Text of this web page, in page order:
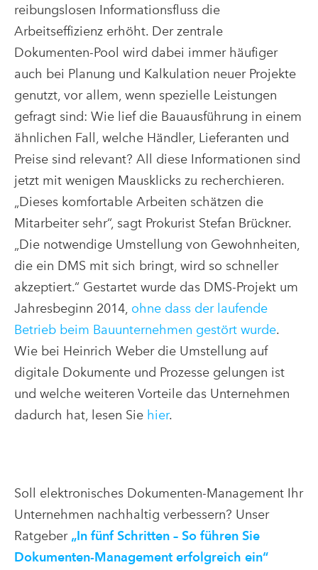
reibungslosen Informationsfluss die
Arbeitseffizienz erhöht. Der zentrale
Dokumenten-Pool wird dabei immer häufiger
auch bei Planung und Kalkulation neuer Projekte
genutzt, vor allem, wenn spezielle Leistungen
gefragt sind: Wie lief die Bauausführung in einem
ähnlichen Fall, welche Händler, Lieferanten und
Preise sind relevant? All diese Informationen sind
jetzt mit wenigen Mausklicks zu recherchieren.
„Dieses komfortable Arbeiten schätzen die
Mitarbeiter sehr“, sagt Prokurist Stefan Brückner.
„Die notwendige Umstellung von Gewohnheiten,
die ein DMS mit sich bringt, wird so schneller
akzeptiert.“ Gestartet wurde das DMS-Projekt um
Jahresbeginn 2014, ohne dass der laufende
Betrieb beim Bauunternehmen gestört wurde.
Wie bei Heinrich Weber die Umstellung auf
digitale Dokumente und Prozesse gelungen ist
und welche weiteren Vorteile das Unternehmen
dadurch hat, lesen Sie hier.
Soll elektronisches Dokumenten-Management Ihr
Unternehmen nachhaltig verbessern? Unser
Ratgeber „In fünf Schritten – So führen Sie
Dokumenten-Management erfolgreich ein“